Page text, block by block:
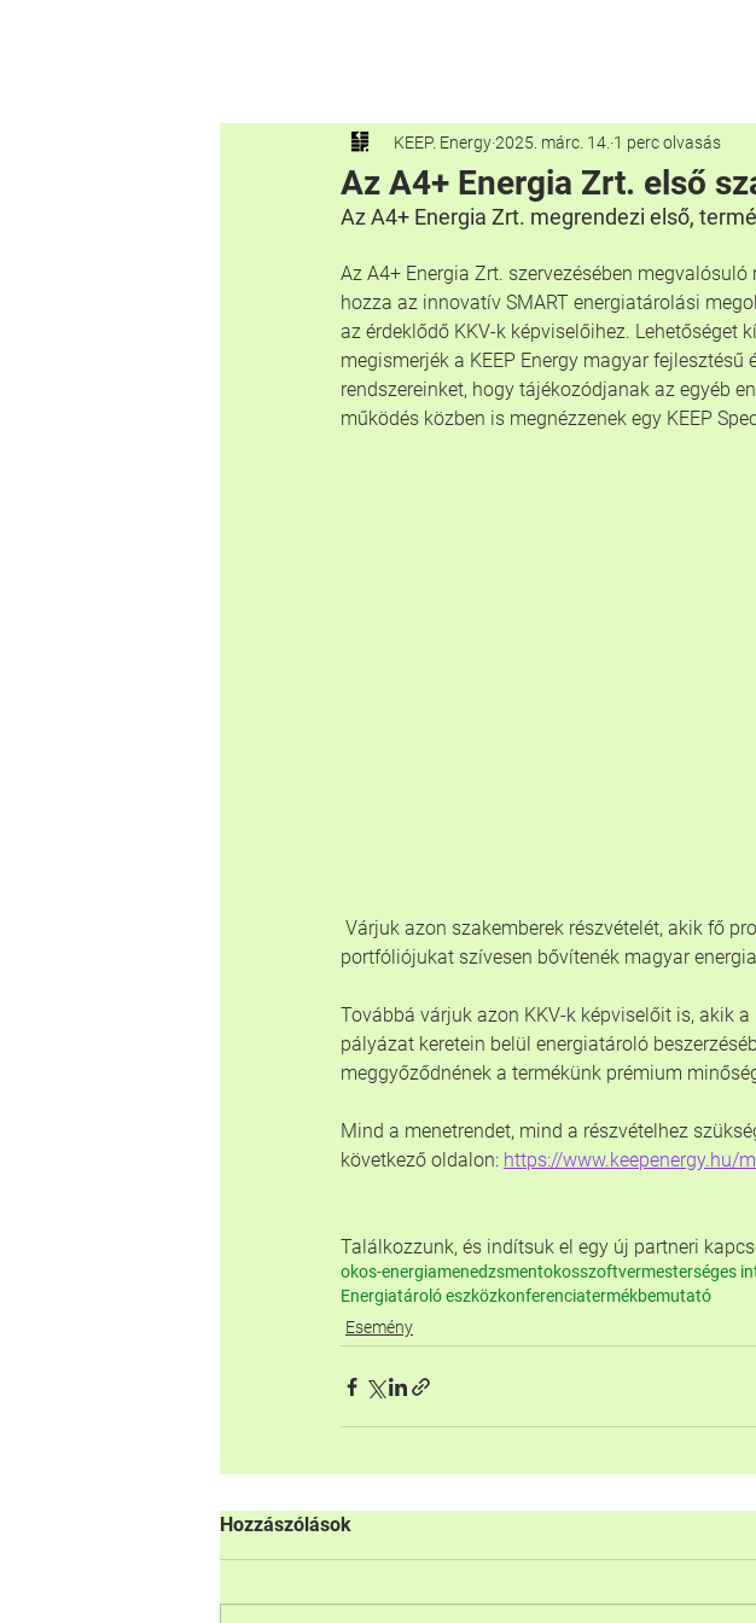
Az A4+ Energia Zrt. első
KEEP. Energy2025. márc. 14. 1 perc olvasás
Az A4+ Energia Zrt. megrendezi első,
Az A4+ Energia Zrt. szervezésében
hozza az innovatív SMART energiatárolási
az érdeklődő KKV-k képviselőihez. Lehetőséget
megismerjék a KEEP Energy magyar
rendszereinket, hogy tájékozódjanak az egyéb
működés közben is megnézzenek egy KEEP
Várjuk azon szakemberek részvételét, akik fő
portfóliójukat szívesen bővítenék magyar
Továbbá várjuk azon KKV-k képviselőit is, akik
pályázat keretein belül energiatároló
meggyőződnének a termékünk prémium
Mind a menetrendet, mind a részvételhez
következő oldalon: https://www.keepenergy.hu/
Találkozzunk, és indítsuk el egy új partneri
okos-energiamenedzsmentokosszoftvermesterséges
Energiatároló eszközkonferenciatermékbemutató
Esemény
Hozzászólások